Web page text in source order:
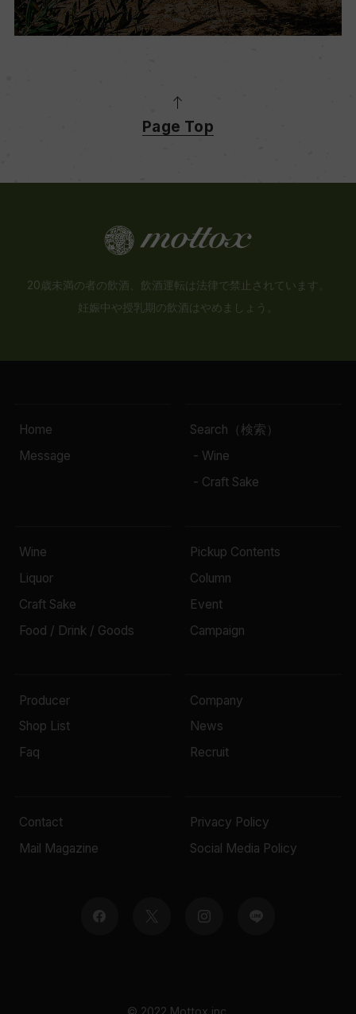
Page Top
20歳未満の者の飲酒、飲酒運転は法律で禁止されています。
妊娠中や授乳期の飲酒はやめましょう。
Home
Message
Search（検索）
- Wine
- Craft Sake
Wine
Liquor
Craft Sake
Food / Drink / Goods
Pickup Contents
Column
Event
Campaign
Producer
Shop List
Faq
Company
News
Recruit
Contact
Mail Magazine
Privacy Policy
Social Media Policy